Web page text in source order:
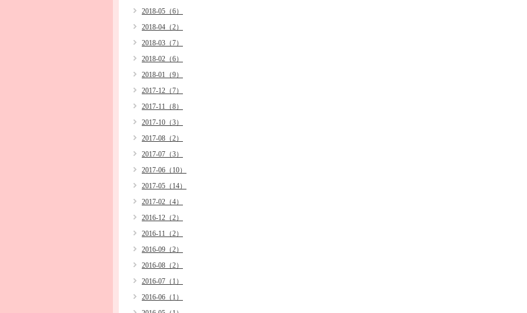
2018-05（6）
2018-04（2）
2018-03（7）
2018-02（6）
2018-01（9）
2017-12（7）
2017-11（8）
2017-10（3）
2017-08（2）
2017-07（3）
2017-06（10）
2017-05（14）
2017-02（4）
2016-12（2）
2016-11（2）
2016-09（2）
2016-08（2）
2016-07（1）
2016-06（1）